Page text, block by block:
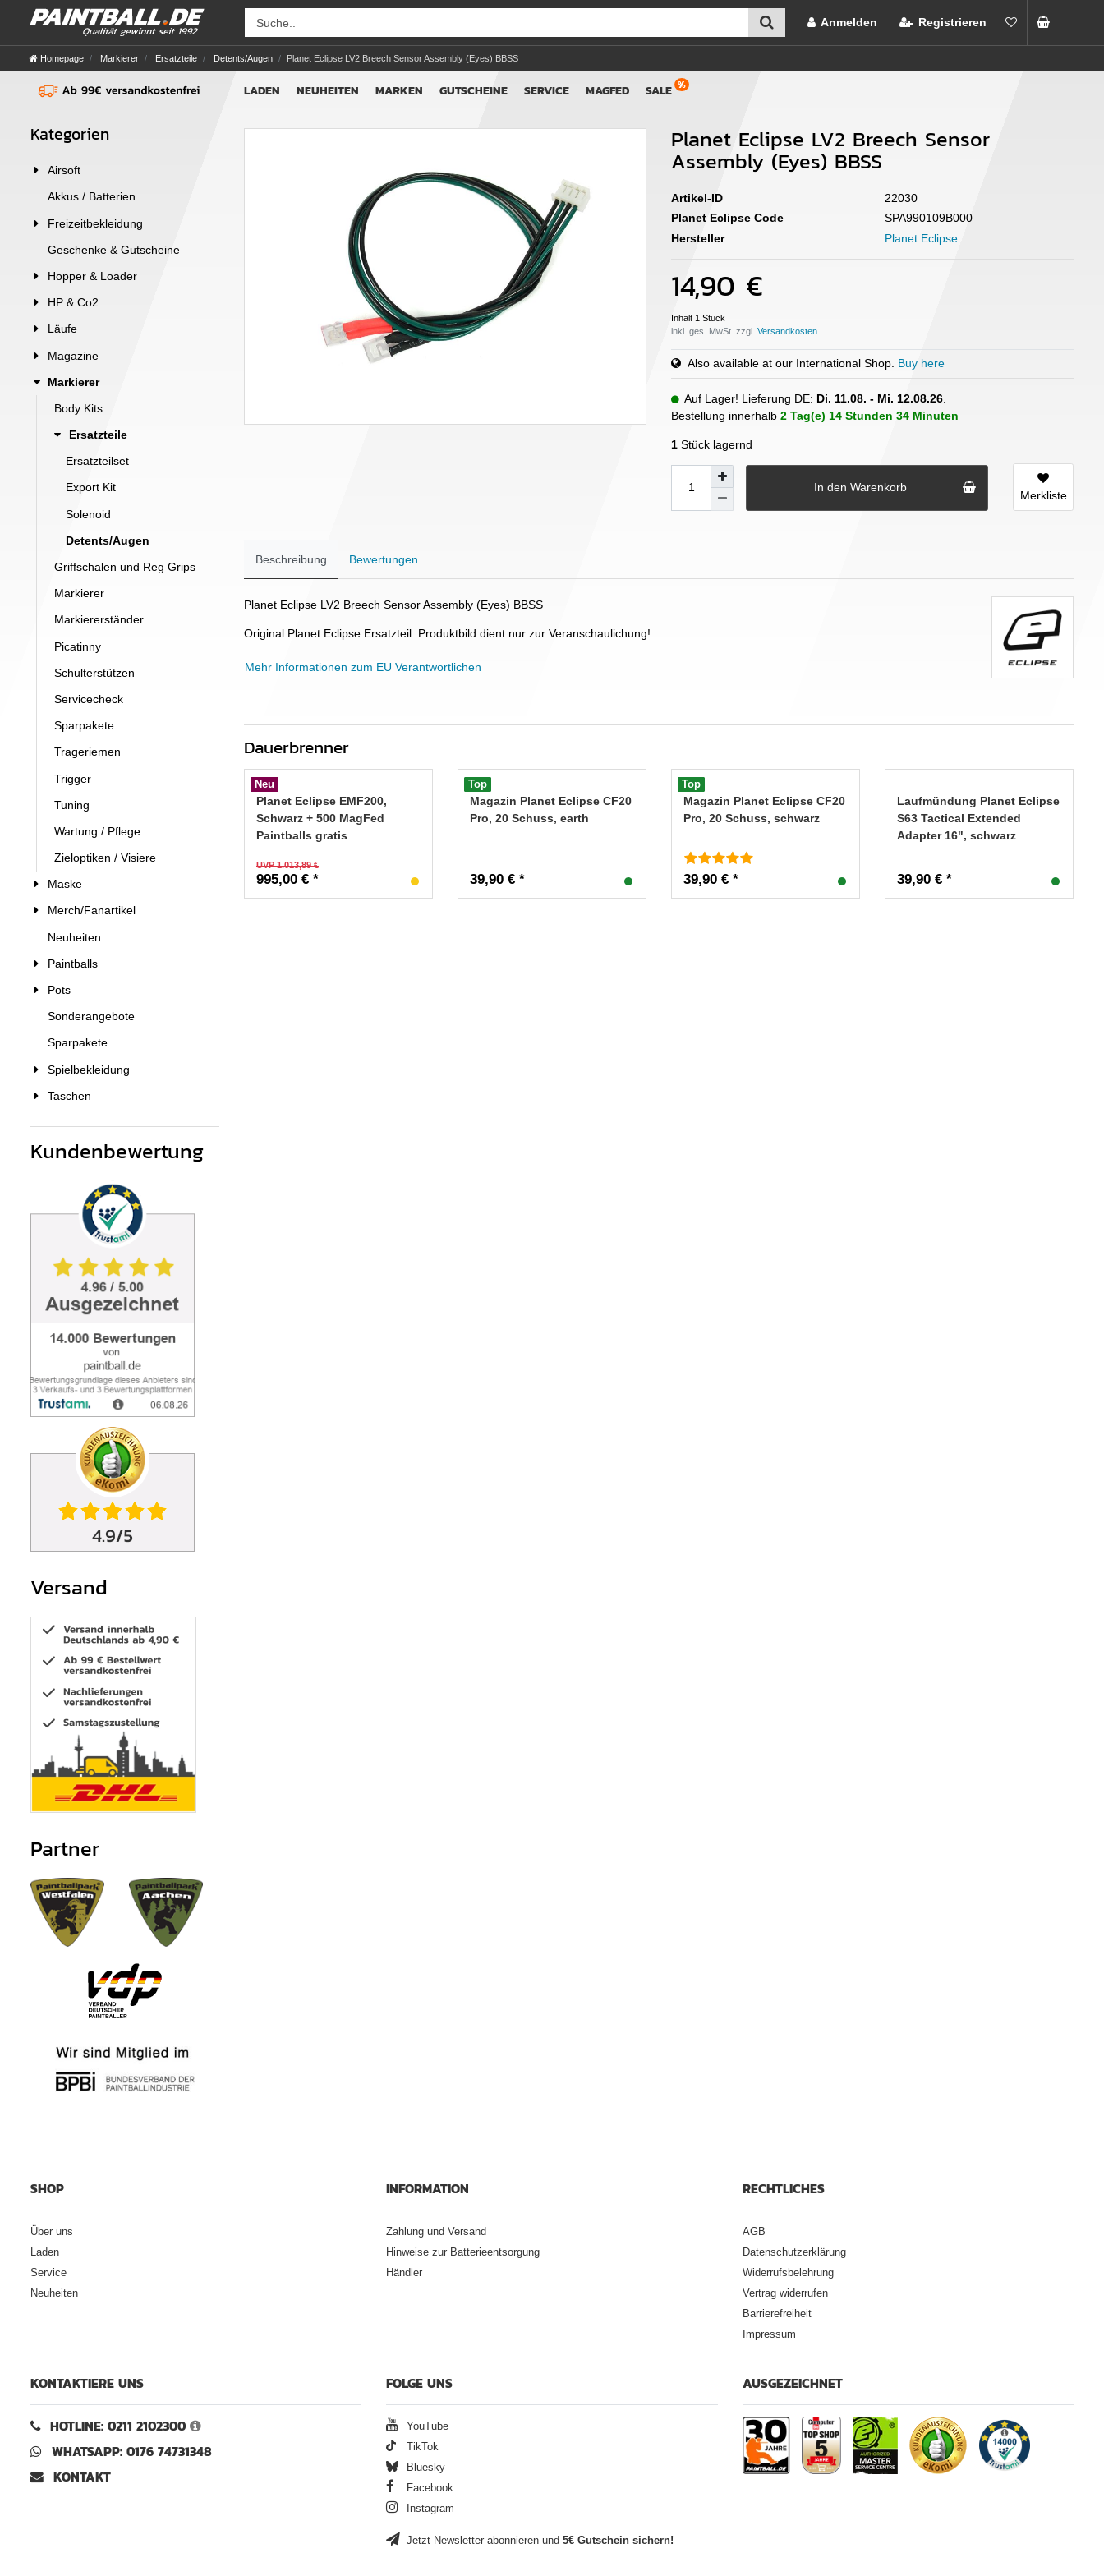
Anmelden Registrieren
Homepage Markierer Ersatzteile Detents/Augen Planet Eclipse LV2 Breech Sensor Assembly (Eyes) BBSS
LADEN NEUHEITEN MARKEN GUTSCHEINE SERVICE MAGFED SALE
Kategorien
Airsoft
Akkus / Batterien
Freizeitbekleidung
Geschenke & Gutscheine
Hopper & Loader
HP & Co2
Läufe
Magazine
Markierer
Body Kits
Ersatzteile
Ersatzteilset
Export Kit
Solenoid
Detents/Augen
Griffschalen und Reg Grips
Markierer
Markiererständer
Picatinny
Schulterstützen
Servicecheck
Sparpakete
Trageriemen
Trigger
Tuning
Wartung / Pflege
Zieloptiken / Visiere
Maske
Merch/Fanartikel
Neuheiten
Paintballs
Pots
Sonderangebote
Sparpakete
Spielbekleidung
Taschen
Kundenbewertung
Versand
Partner
Planet Eclipse LV2 Breech Sensor
Assembly (Eyes) BBSS
Artikel-ID
22030
Planet Eclipse Code
SPA990109B000
Hersteller
Planet Eclipse
14,90 €
Inhalt 1 Stück
inkl. ges. MwSt. zzgl.
Also available at our International Shop. Buy here
Auf Lager! Lieferung DE: Di. 11.08. - Mi. 12.08.26
Bestellung innerhalb 2 Tag(e) 14 Stunden 34 Minuten
1 Stück lagernd
In den Warenkorb
Merkliste
Beschreibung Bewertungen
Planet Eclipse LV2 Breech Sensor Assembly (Eyes) BBSS
Original Planet Eclipse Ersatzteil. Produktbild dient nur zur Veranschaulichung!
Mehr Informationen zum EU Verantwortlichen
Dauerbrenner
Neu
Planet Eclipse EMF200,
Schwarz + 500 MagFed
Paintballs gratis
UVP 1.013,89 €
995,00 € *
Top
Magazin Planet Eclipse CF20
Pro, 20 Schuss, earth
39,90 € *
Top
Magazin Planet Eclipse CF20
Pro, 20 Schuss, schwarz
39,90 € *
Laufmündung Planet Eclipse
S63 Tactical Extended
Adapter 16", schwarz
39,90 € *
SHOP
Über uns
Laden
Service
Neuheiten
INFORMATION
Zahlung und Versand
Hinweise zur Batterieentsorgung
Händler
RECHTLICHES
AGB
Datenschutzerklärung
Widerrufsbelehrung
Vertrag widerrufen
Barrierefreiheit
Impressum
KONTAKTIERE UNS
HOTLINE: 0211 2102300
WHATSAPP: 0176 74731348
KONTAKT
FOLGE UNS
YouTube
TikTok
Bluesky
Facebook
Instagram
Jetzt Newsletter abonnieren und5€ Gutschein sichern!
AUSGEZEICHNET